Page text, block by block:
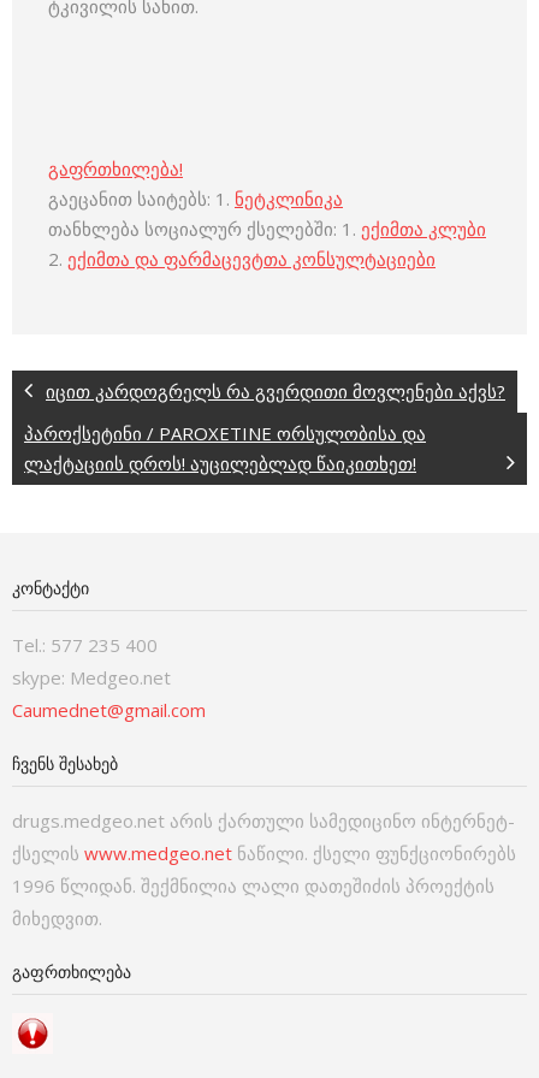
ტკივილის სახით.
გაფრთხილება!
გაეცანით საიტებს: 1. ნეტკლინიკა
თანხლება სოციალურ ქსელებში: 1. ექიმთა კლუბი
2. ექიმთა და ფარმაცევტთა კონსულტაციები
იცით კარდოგრელს რა გვერდითი მოვლენები აქვს?
პაროქსეტინი / PAROXETINE ორსულობისა და
ლაქტაციის დროს! აუცილებლად წაიკითხეთ!
ᲙᲝᲜᲢᲐᲥᲢᲘ
Tel.: 577 235 400
skype: Medgeo.net
Caumednet@gmail.com
ᲩᲕᲔᲜᲡ ᲨᲔᲡᲐᲮᲔᲑ
drugs.medgeo.net არის ქართული სამედიცინო ინტერნეტ-
ქსელის www.medgeo.net ნაწილი. ქსელი ფუნქციონირებს
1996 წლიდან. შექმნილია ლალი დათეშიძის პროექტის
მიხედვით.
ᲒᲐᲤᲠᲗᲮᲘᲚᲔᲑᲐ